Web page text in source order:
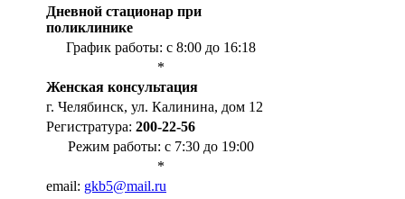
Дневной стационар при
поликлинике
График работы: с 8:00 до 16:18
*
Женская консультация
г. Челябинск, ул. Калинина, дом 12
Регистратура: 200-22-56
Режим работы: с 7:30 до 19:00
*
email: gkb5@mail.ru